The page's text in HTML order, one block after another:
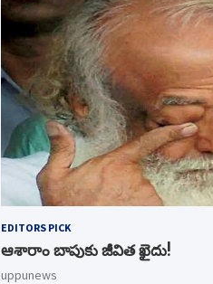
EDITORS PICK
ఆశారాం బాపుకు జీవిత ఖైదు!
uppunews